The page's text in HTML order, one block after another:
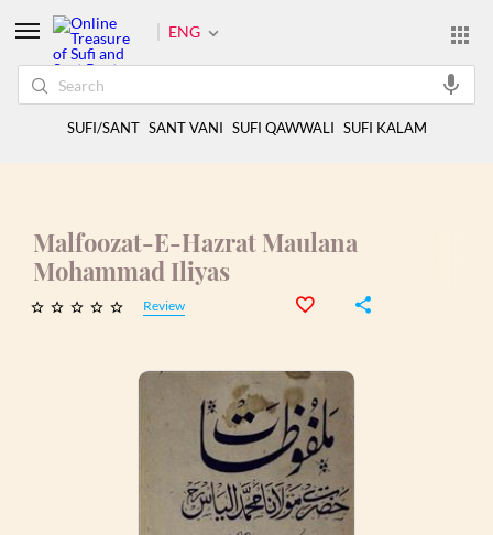
Malfoozat-E-Hazrat Maulana
Mohammad Iliyas
Review
ENG
SUFI/SANT SANT VANI SUFI QAWWALI SUFI KALAM